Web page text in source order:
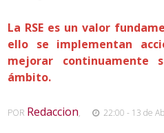
La RSE es un valor
ello se implementan
mejorar continuamente
ámbito.
POR Redaccion, 22:00 - 13 de